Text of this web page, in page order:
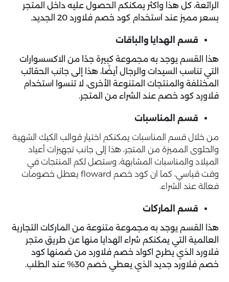
الرائعة، كل هذا واكثر يمكنكم الحصول عليه داخل المتجر
بسعر مميز عند استخدام كود خصم فلاورد 20 الجديد.
قسم الهدايا والباقات
هذا القسم يوجد به مجموعة كبيرة جدًا من الاكسسوارات
التي تناسب السيدات والرجال أيضًا، هذا إلى جانب الحقائب
المختلفة والمنتجات المتنوعة الأخرى، لا تنسوا استخدام
فلاورد كود خصم عند الشراء من المتجر.
قسم المناسبات
من خلال قسم المناسبات يمكنكم اختيار قوالب الكيك الشهية
والحلوى المميزة من المتجر، هذا إلى جانب تجهيزات أعياد
الميلاد والمناسبات المشابهة، وستصل لكم المنتجات في
وقت قياسي، كما ان كود خصم floward يعطل خصومات
فعالة عند الشراء.
قسم الماركات
هذا القسم يوجد به مجموعة متنوعة من الماركات التجارية
العالمية التي يمكنكم شراء الهدايا منها عن طريق متجر
فلاورد الذي يطرح اكواد خصم فلاورد من ضمنها كود
خصم فلاورد جديد الذي يعطي خصم 30% عند الطلب.